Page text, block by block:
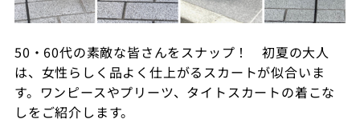
50・60代の素敵な皆さんをスナップ！ 初夏の大人
は、女性らしく品よく仕上がるスカートが似合いま
す。ワンピースやプリーツ、タイトスカートの着こな
しをご紹介します。